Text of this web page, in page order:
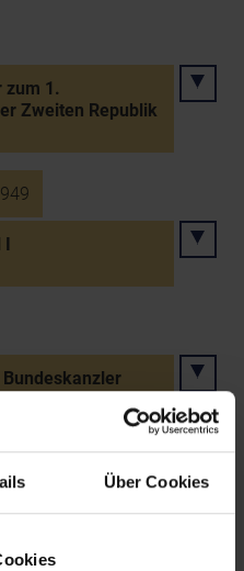
Über Cookies
zum 1.
Zweiten Republik
I